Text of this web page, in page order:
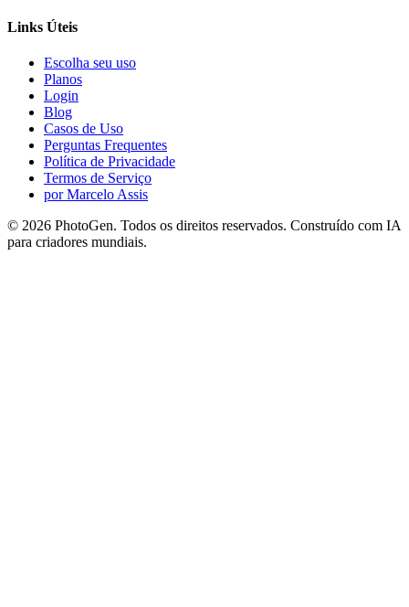
Links Úteis
Escolha seu uso
Planos
Login
Blog
Casos de Uso
Perguntas Frequentes
Política de Privacidade
Termos de Serviço
por Marcelo Assis
© 2026 PhotoGen. Todos os direitos reservados. Construído com IA
para criadores mundiais.